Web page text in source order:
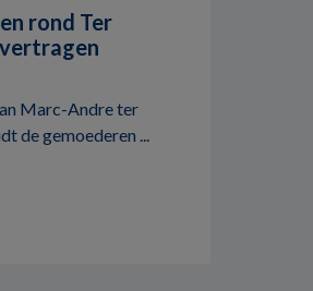
rond Ter
Marc-Andre ter
de gemoederen ...